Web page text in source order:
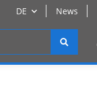
DE News